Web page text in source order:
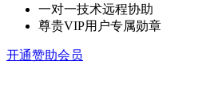
一对一技术远程协助
尊贵VIP用户专属勋章
开通赞助会员